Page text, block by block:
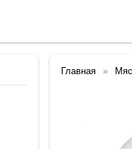
Главная